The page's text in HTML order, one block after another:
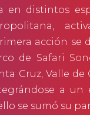
en distintos
acción se
de Safari
Cruz, Valle
a un
se sumó su